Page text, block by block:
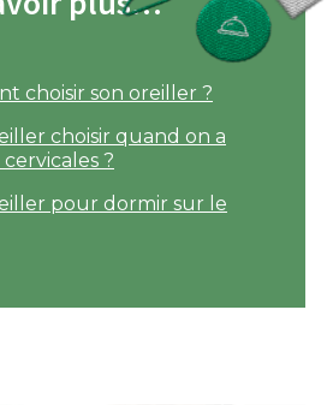
choisir son oreiller ?
choisir quand on a
?
pour dormir sur le